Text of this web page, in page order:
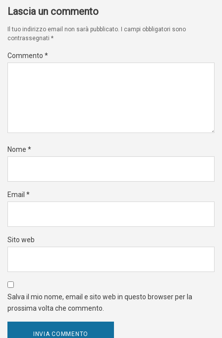
Lascia un commento
Il tuo indirizzo email non sarà pubblicato. I campi obbligatori sono
contrassegnati *
Commento *
Nome *
Email *
Sito web
Salva il mio nome, email e sito web in questo browser per la
prossima volta che commento.